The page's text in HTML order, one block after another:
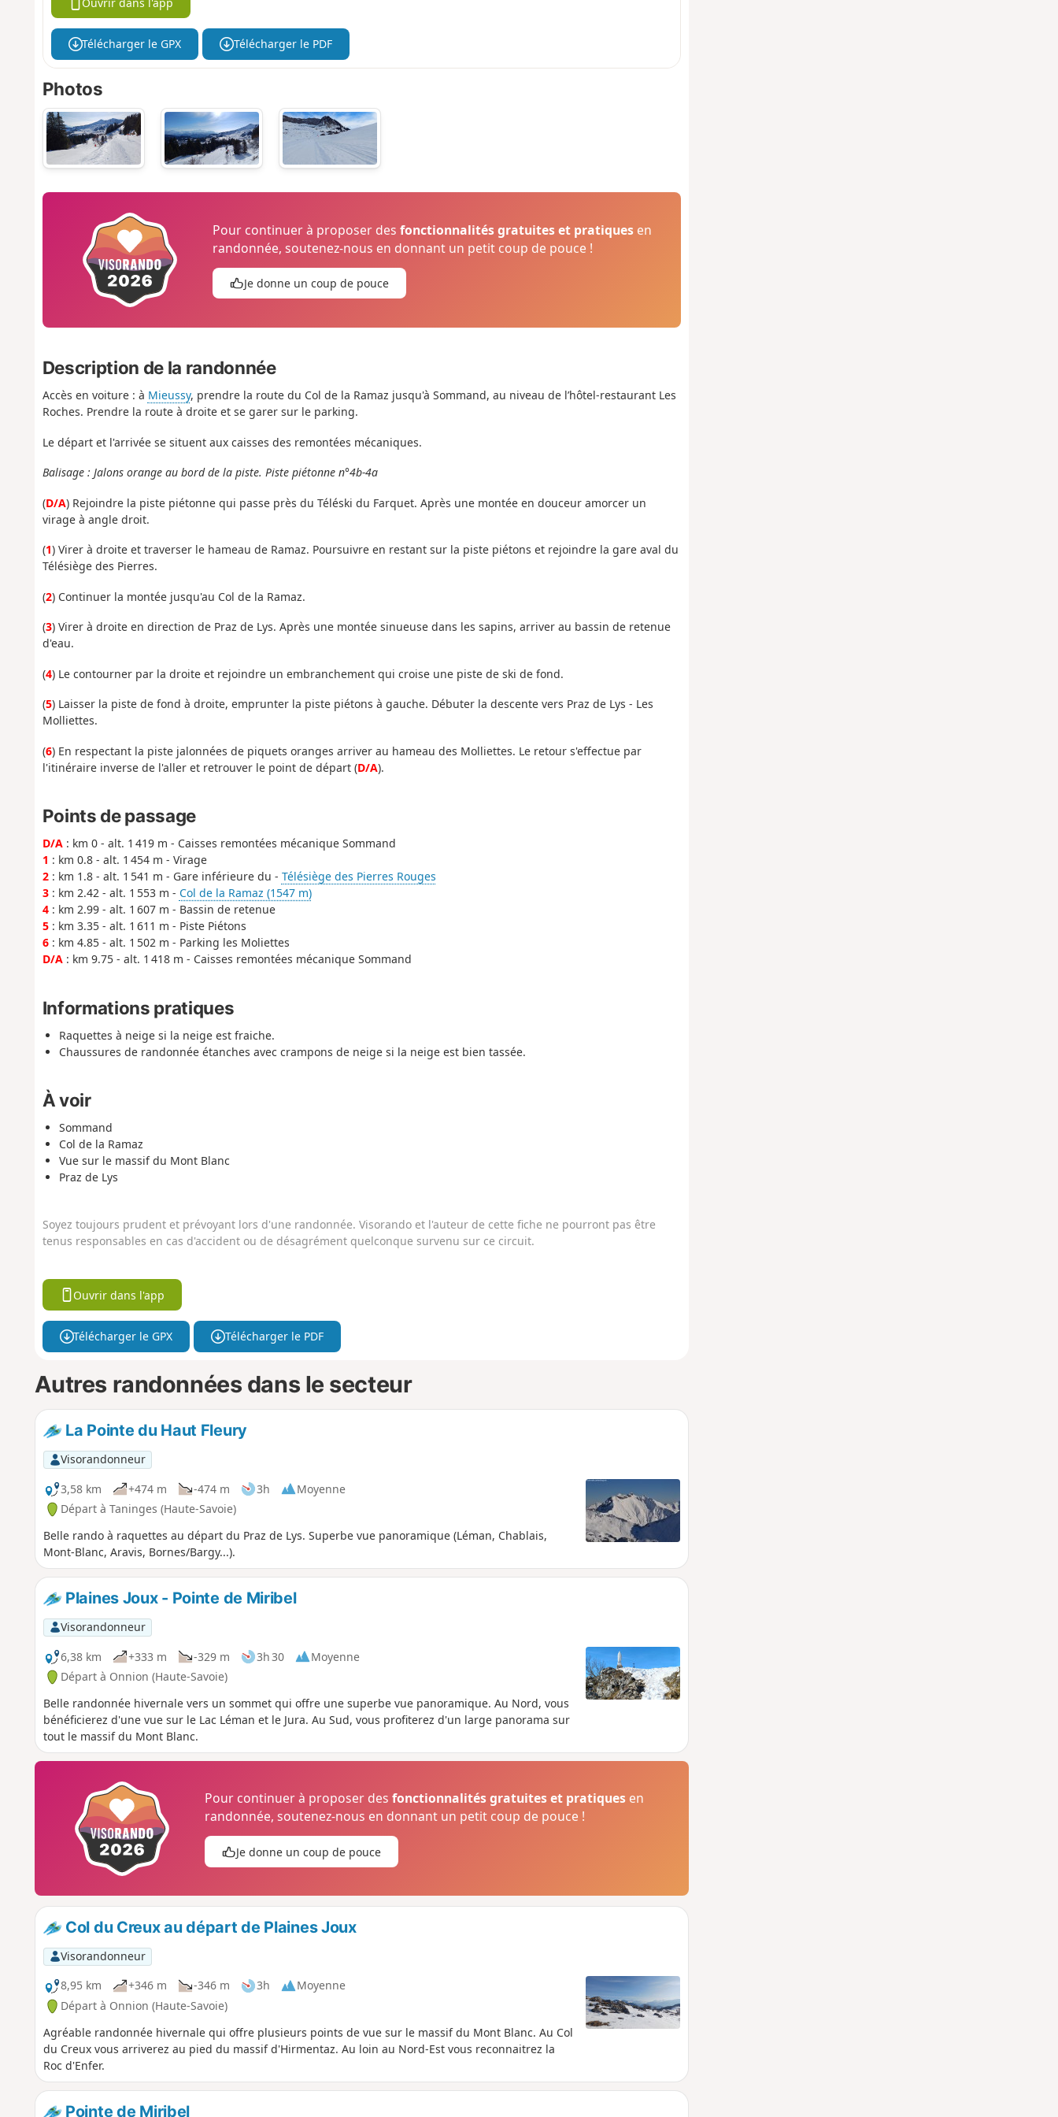
Télécharger le GPX Télécharger le PDF
Photos
Pour continuer à proposer desfonctionnalités gratuites et pratiques en
randonnée, soutenez-nous en donnant un petit coup de pouce !
Je donne un coup de pouce
Description de la randonnée
Accès en voiture : à Mieussy, prendre la route du Col de la Ramaz jusqu'à Sommand, au niveau de l’hôtel-restaurant Les
Roches. Prendre la route à droite et se garer sur le parking.
Le départ et l'arrivée se situent aux caisses des remontées mécaniques.
Balisage : Jalons orange au bord de la piste. Piste piétonne n°4b-4a
(D/A) Rejoindre la piste piétonne qui passe près du Téléski du Farquet. Après une montée en douceur amorcer un
virage à angle droit.
(1) Virer à droite et traverser le hameau de Ramaz. Poursuivre en restant sur la piste piétons et rejoindre la gare aval du
Télésiège des Pierres.
(2) Continuer la montée jusqu'au Col de la Ramaz.
(3) Virer à droite en direction de Praz de Lys. Après une montée sinueuse dans les sapins, arriver au bassin de retenue
d'eau.
(4) Le contourner par la droite et rejoindre un embranchement qui croise une piste de ski de fond.
(5) Laisser la piste de fond à droite, emprunter la piste piétons à gauche. Débuter la descente vers Praz de Lys - Les
Molliettes.
(6) En respectant la piste jalonnées de piquets oranges arriver au hameau des Molliettes. Le retour s'effectue par
l'itinéraire inverse de l'aller et retrouver le point de départ (D/A).
Points de passage
D/A: km 0 - alt. 1 419 m - Caisses remontées mécanique Sommand
1 : km 0.8 - alt. 1 454 m - Virage
2: km 1.8 - alt. 1 541 m - Gare inférieure du - Télésiège des Pierres Rouges
3: km 2.42 - alt. 1 553 m - Col de la Ramaz (1547 m)
4: km 2.99 - alt. 1 607 m - Bassin de retenue
5: km 3.35 - alt. 1 611 m - Piste Piétons
6: km 4.85 - alt. 1 502 m - Parking les Moliettes
D/A: km 9.75 - alt. 1 418 m - Caisses remontées mécanique Sommand
Informations pratiques
Raquettes à neige si la neige est fraiche.
Chaussures de randonnée étanches avec crampons de neige si la neige est bien tassée.
À voir
Sommand
Col de la Ramaz
Vue sur le massif du Mont Blanc
Praz de Lys
Soyez toujours prudent et prévoyant lors d'une randonnée. Visorando et l'auteur de cette fiche ne pourront pas être
tenus responsables en cas d'accident ou de désagrément quelconque survenu sur ce circuit.
Ouvrir dans l'app
Télécharger le GPX Télécharger le PDF
Autres randonnées dans le secteur
La Pointe du Haut Fleury
Visorandonneur
3,58 km
+474 m -474 m 3h
Moyenne
Départ à Taninges (Haute-Savoie)
Belle rando à raquettes au départ du Praz de Lys. Superbe vue panoramique (Léman, Chablais,
Mont-Blanc, Aravis, Bornes/Bargy...).
Plaines Joux - Pointe de Miribel
Visorandonneur
6,38 km
+333 m -329 m 3h 30
Moyenne
Départ à Onnion (Haute-Savoie)
Belle randonnée hivernale vers un sommet qui offre une superbe vue panoramique. Au Nord, vous
bénéficierez d'une vue sur le Lac Léman et le Jura. Au Sud, vous profiterez d'un large panorama sur
tout le massif du Mont Blanc.
Pour continuer à proposer desfonctionnalités gratuites et pratiques en
randonnée, soutenez-nous en donnant un petit coup de pouce !
Je donne un coup de pouce
Col du Creux au départ de Plaines Joux
Visorandonneur
8,95 km
+346 m -346 m 3h
Moyenne
Départ à Onnion (Haute-Savoie)
Agréable randonnée hivernale qui offre plusieurs points de vue sur le massif du Mont Blanc. Au Col
du Creux vous arriverez au pied du massif d'Hirmentaz. Au loin au Nord-Est vous reconnaitrez la
Roc d'Enfer.
Pointe de Miribel